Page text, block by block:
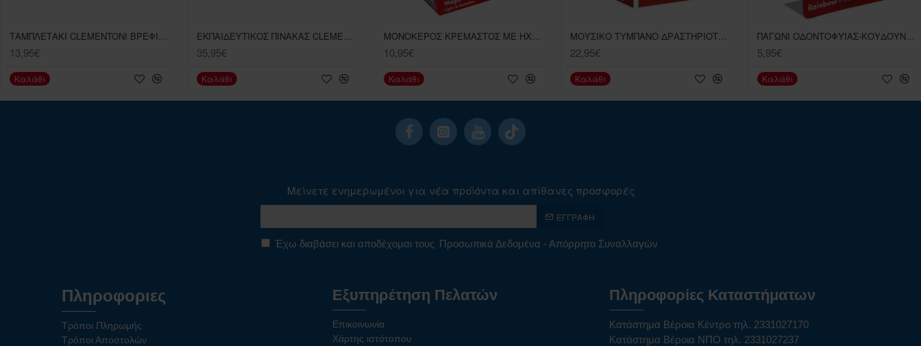
13,95€
Καλάθι
35,95€
Καλάθι
10,95€
Καλάθι
22,95€
Καλάθι
5,95€
Καλάθι
Μείνετε ενημερωμένοι για νέα προϊόντα και απίθανες προσφορές
ΕΓΓΡΑΦΉ
Έχω διαβάσει και αποδέχομαι τους Προσωπικά Δεδομένα - Απόρρητο Συναλλαγών
Πληροφοριες
Τρόποι Πληρωμής
Τρόποι Αποστολών
Εξυπηρέτηση Πελατών
Επικοινωνία
Χάρτης ιστότοπου
Πληροφορίες Καταστήματων
Κατάστημα Βέροια Κέντρο τηλ. 2331027170
Κατάστημα Βέροια ΝΠΟ τηλ. 2331027237